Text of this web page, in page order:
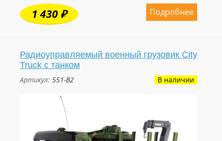
Подробнее
1 430 ₽
Радиоуправляемый военный грузовик City
Truck с танком
Артикул: 551-B2 В наличии